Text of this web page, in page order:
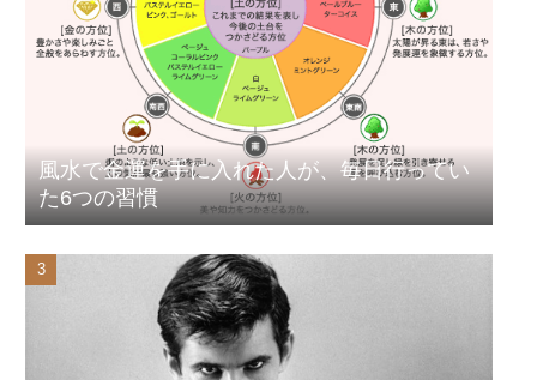
風水で金運を手に入れた人が、毎日行ってい
た6つの習慣